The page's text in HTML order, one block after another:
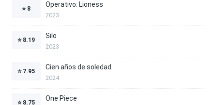
⭐ 8
Operativo: Lioness
2023
⭐ 8.19
Silo
2023
⭐ 7.95
Cien años de soledad
2024
⭐ 8.75
One Piece